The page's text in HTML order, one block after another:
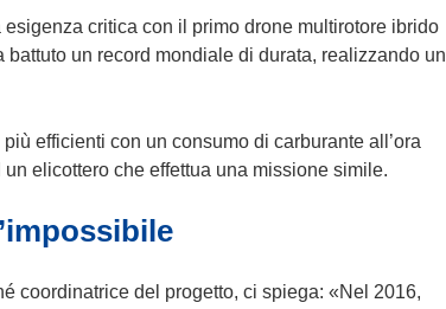
critica con il primo drone multirotore ibrido
un record mondiale di durata, realizzando un
efficienti con un consumo di carburante all’ora
elicottero che effettua una missione simile.
coordinatrice del progetto, ci spiega: «Nel 2016,